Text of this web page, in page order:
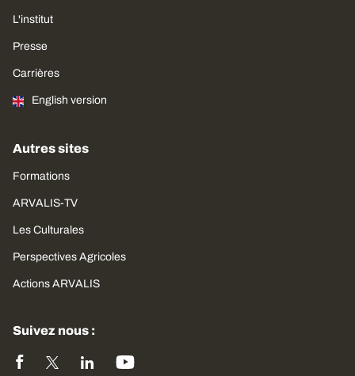
L'institut
Presse
Carrières
English version
Autres sites
Formations
ARVALIS-TV
Les Culturales
Perspectives Agricoles
Actions ARVALIS
Suivez nous :